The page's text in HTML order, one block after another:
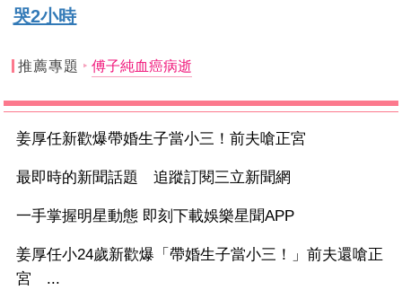
哭2小時
推薦專題 傅子純血癌病逝
姜厚任新歡爆帶婚生子當小三！前夫嗆正宮
最即時的新聞話題 追蹤訂閱三立新聞網
一手掌握明星動態 即刻下載娛樂星聞APP
姜厚任小24歲新歡爆「帶婚生子當小三！」前夫還嗆正
宮 ...